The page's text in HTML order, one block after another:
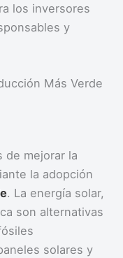
los inversores
y
Más Verde
de mejorar la
la adopción
. La energía solar,
son alternativas
solares y